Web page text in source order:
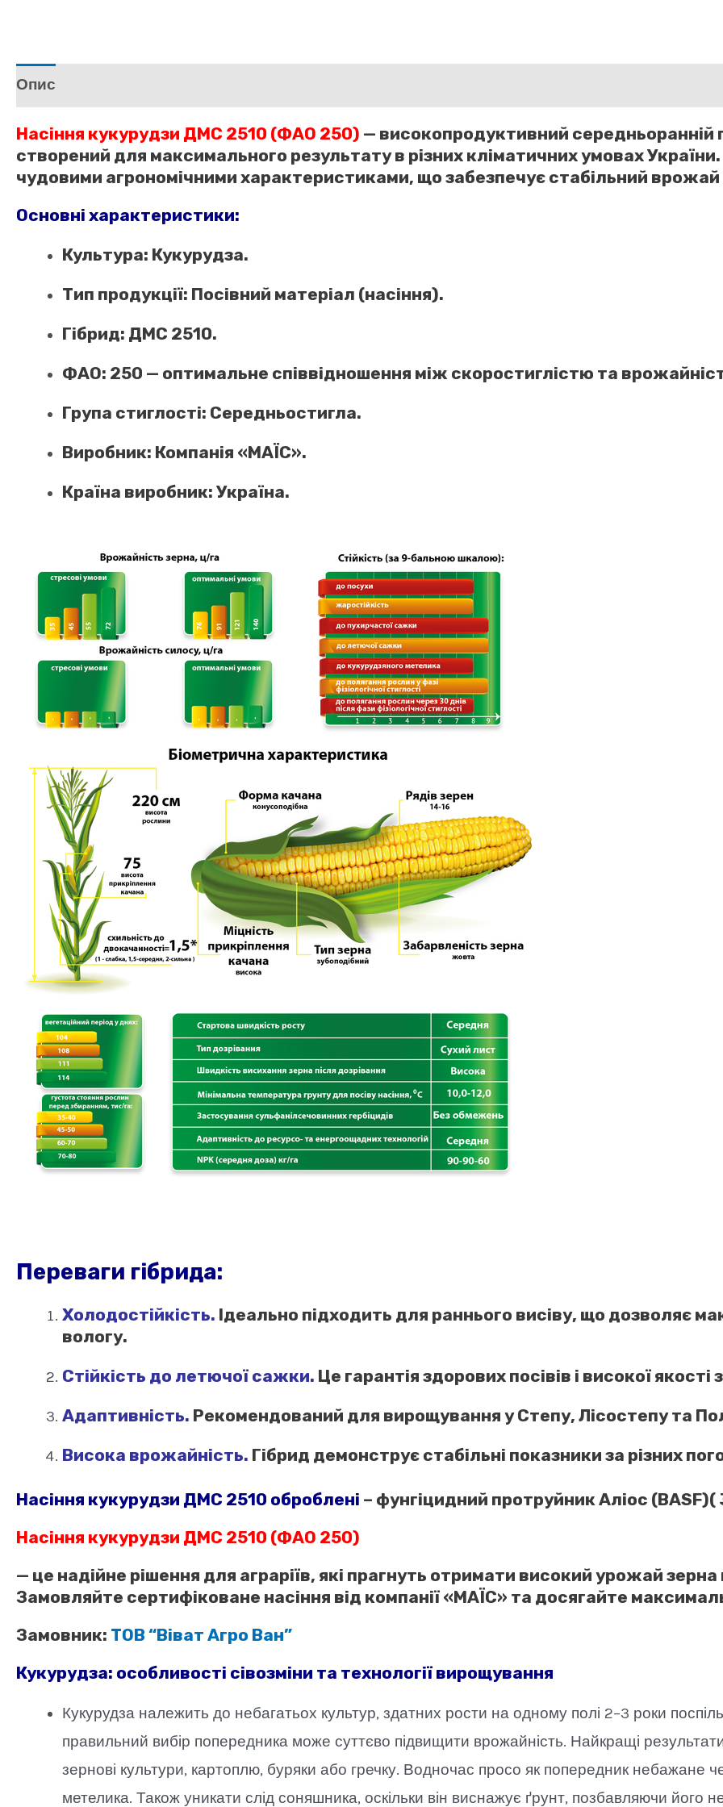
Опис
Насіння кукурудзи ДМС 2510 (ФАО 250) — високопродуктивний середньоранній
створений для максимального результату в різних кліматичних умовах України.
чудовими агрономічними характеристиками, що забезпечує стабільний врожай
Основні характеристики:
Культура: Кукурудза.
Тип продукції: Посівний матеріал (насіння).
Гібрид: ДМС 2510.
ФАО: 250 — оптимальне співвідношення між скоростиглістю та
Група стиглості: Середньостигла.
Виробник: Компанія «МАЇС».
Країна виробник: Україна.
Переваги гібрида:
Холодостійкість. Ідеально підходить для раннього висіву, що дозволяє
вологу.
Стійкість до летючої сажки. Це гарантія здорових посівів і високої якості
Адаптивність. Рекомендований для вирощування у Степу, Лісостепу та
Висока врожайність. Гібрид демонструє стабільні показники за різних
Насіння кукурудзи ДМС 2510 оброблені – фунгіцидний протруйникАліос (BASF)(
Насіння кукурудзи ДМС 2510 (ФАО 250)
— це надійне рішення для аграріїв, які прагнуть отримати високий урожай
Замовляйте сертифіковане насіння від компанії «МАЇС» та досягайте
Замовник: ТОВ “Віват Агро Ван”
Кукурудза: особливості сівозміни та технології вирощування
Кукурудза належить до небагатьох культур, здатних рости на одному полі 2–3 роки
правильний вибір попередника може суттєво підвищити врожайність. Найкращі
зернові культури, картоплю, буряки або гречку. Водночас просо як попередник небажане
метелика. Також уникати слід соняшника, оскільки він виснажує ґрунт, позбавляючи його